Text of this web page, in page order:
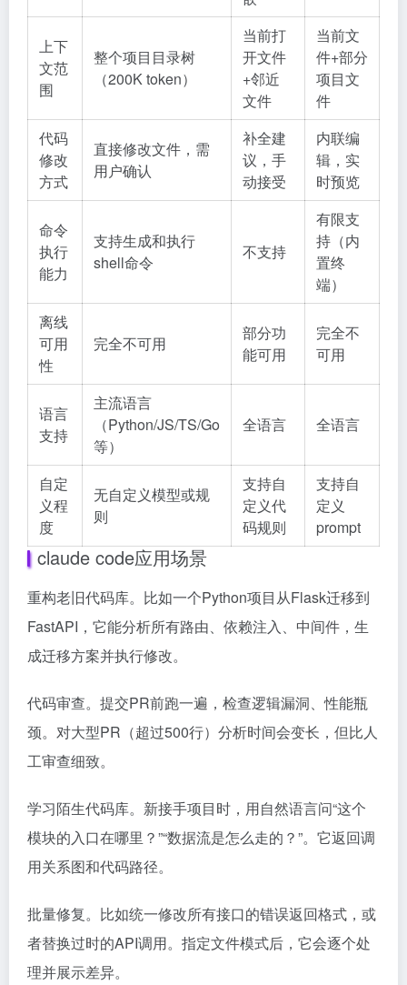
上下
文范
围
整个项目目录树
（200K token）
当前打
开文件
+邻近
文件
当前文
件+部分
项目文
件
代码
修改
方式
直接修改文件，需
用户确认
补全建
议，手
动接受
内联编
辑，实
时预览
命令
执行
能力
支持生成和执行
shell命令
不支持
有限支
持（内
置终
端）
离线
可用
性
完全不可用
部分功
能可用
完全不
可用
语言
支持
主流语言
（Python/JS/TS/Go
等）
全语言 全语言
自定
义程
度
无自定义模型或规
则
支持自
定义代
码规则
支持自
定义
prompt
claude code应用场景
重构老旧代码库。比如一个Python项目从Flask迁移到
FastAPI，它能分析所有路由、依赖注入、中间件，生
成迁移方案并执行修改。
代码审查。提交PR前跑一遍，检查逻辑漏洞、性能瓶
颈。对大型PR（超过500行）分析时间会变长，但比人
工审查细致。
学习陌生代码库。新接手项目时，用自然语言问“这个
模块的入口在哪里？”“数据流是怎么走的？”。它返回调
用关系图和代码路径。
批量修复。比如统一修改所有接口的错误返回格式，或
者替换过时的API调用。指定文件模式后，它会逐个处
理并展示差异。